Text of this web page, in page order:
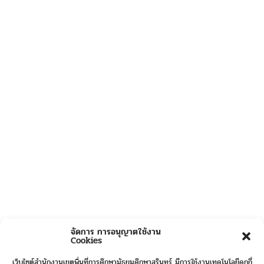
จัดการ การอนุญาตใช้งาน
Cookies